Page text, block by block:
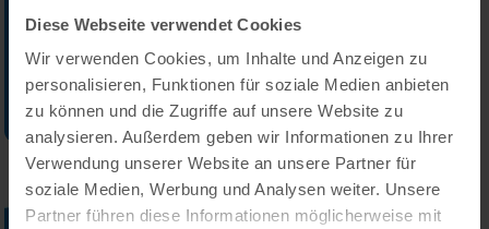
Diese Webseite verwendet Cookies
Wir verwenden Cookies, um Inhalte und Anzeigen zu
personalisieren, Funktionen für soziale Medien anbieten
zu können und die Zugriffe auf unsere Website zu
analysieren. Außerdem geben wir Informationen zu Ihrer
Verwendung unserer Website an unsere Partner für
soziale Medien, Werbung und Analysen weiter. Unsere
Partner führen diese Informationen möglicherweise mit